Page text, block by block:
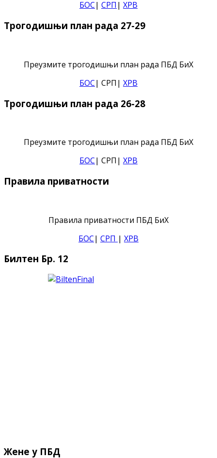
БОС| СРП | ХРВ
Трогодишњи план рада 27-29
Преузмите трогодишњи план рада ПБД БиХ
БОС| СРП| ХРВ
Трогодишњи план рада 26-28
Преузмите трогодишњи план рада ПБД БиХ
БОС| СРП| ХРВ
Правила приватности
Правила приватности ПБД БиХ
БОС| СРП | ХРВ
Билтен Бр. 12
Жене у ПБД